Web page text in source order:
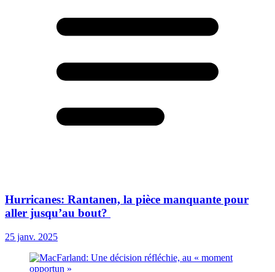
Hurricanes: Rantanen, la pièce manquante pour
aller jusqu’au bout?
25 janv. 2025